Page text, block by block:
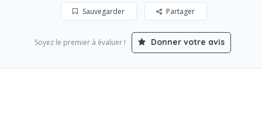
Sauvegarder Partager
Soyez le premier à évaluer ! Donner votre avis